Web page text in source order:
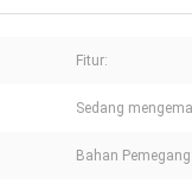
Fitur:
Sedang
Bahan Pemegang: